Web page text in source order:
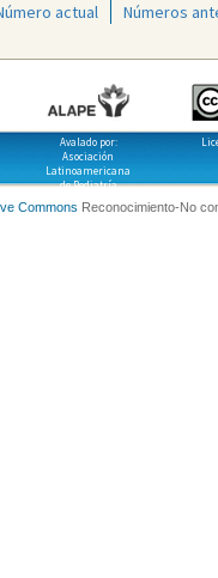
actual Números
Avalado por:
Asociación
Latinoamericana
de Pediatría
Commons Reconocimiento-No